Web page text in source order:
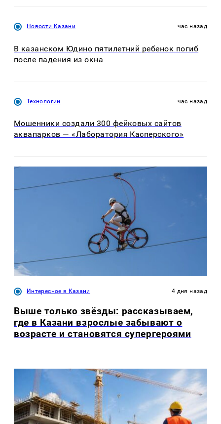
Новости Казани час назад
В казанском Юдино пятилетний ребенок погиб
после падения из окна
Технологии час назад
Мошенники создали 300 фейковых сайтов
аквапарков — «Лаборатория Касперского»
Интересное в Казани 4 дня назад
Выше только звёзды: рассказываем,
где в Казани взрослые забывают о
возрасте и становятся супергероями